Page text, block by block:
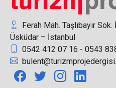
Savaş, en çok
Ferah Mah. Taşlıbayır
Üsküdar – İstanbul
0542 412 07 16 - 0543